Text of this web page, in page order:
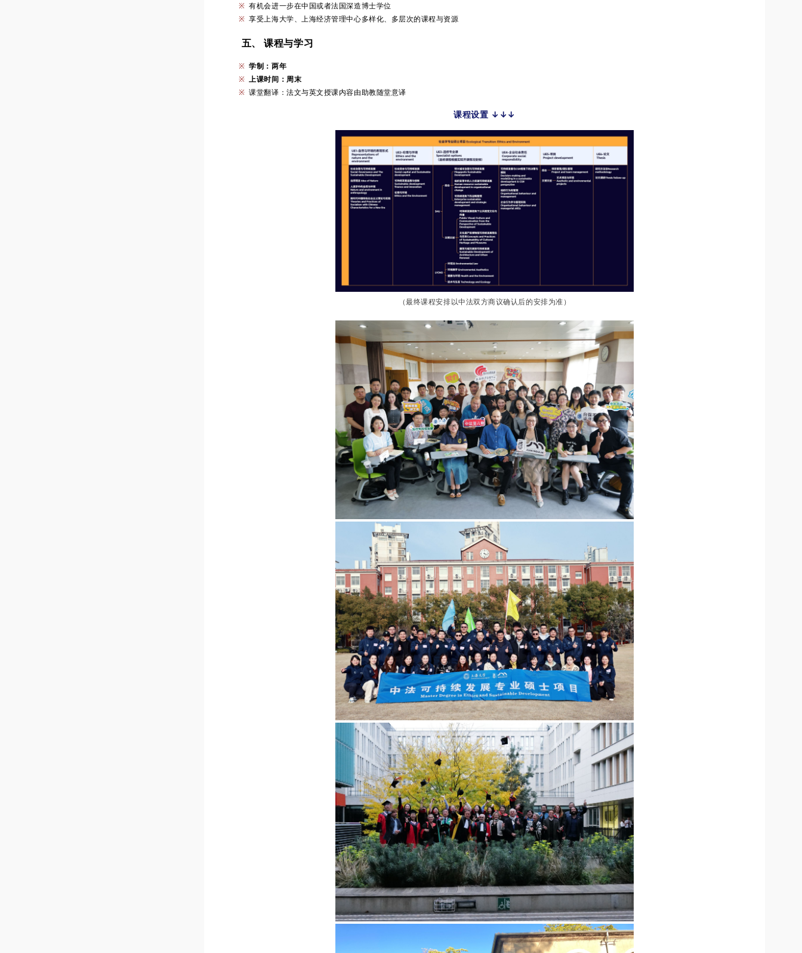
※ 有机会进一步在中国或者法国深造博士学位
※ 享受上海大学、上海经济管理中心多样化、多层次的课程与资源
五、 课程与学习
※ 学制：两年
※ 上课时间：周末
※ 课堂翻译：法文与英文授课内容由助教随堂意译
课程设置 ↓↓↓
（最终课程安排以中法双方商议确认后的安排为准）